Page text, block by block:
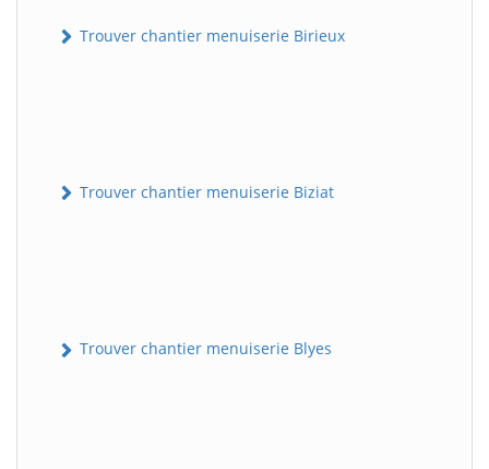
Trouver chantier menuiserie Birieux
Trouver chantier menuiserie Biziat
Trouver chantier menuiserie Blyes